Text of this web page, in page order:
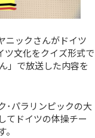
ニックさんがドイツ
ツ文化をクイズ形式で
」で放送した内容を
･パラリンピックの大
てドイツの体操チー